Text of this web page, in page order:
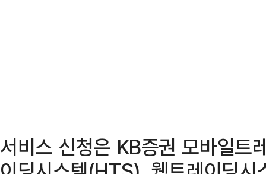
서비스 신청은 KB증권 모바일